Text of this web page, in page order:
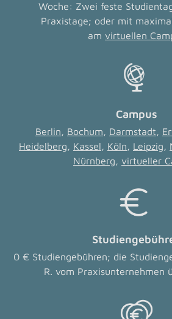
Woche: Zwei feste
Praxistage; oder mit
am virtuellen
Campus
Berlin, Bochum, Darmstadt,
Heidelberg, Kassel, Köln, Leipzig,
Nürnberg, virtueller
0 € Studiengebühren; die
R. vom Praxisunternehmen